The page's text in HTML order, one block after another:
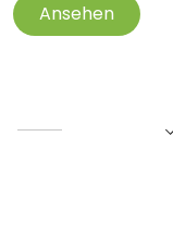
AnsehenPortofrei